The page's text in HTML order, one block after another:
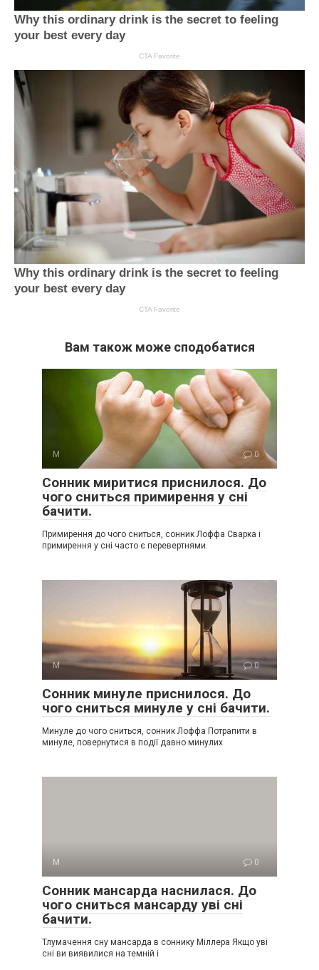
Вам також може сподобатися
М 0
Сонник миритися приснилося. До
чого сниться примирення у сні
бачити.
Примирення до чого сниться, сонник Лоффа Сварка і
примирення у сні часто є перевертнями.
М 0
Сонник минуле приснилося. До
чого сниться минуле у сні бачити.
Минуле до чого сниться, сонник Лоффа Потрапити в
минуле, повернутися в події давно минулих
М 0
Сонник мансарда наснилася. До
чого сниться мансарду уві сні
бачити.
Тлумачення сну мансарда в соннику Міллера Якщо уві
сні ви виявилися на темній і